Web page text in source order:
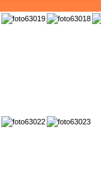
Paarse schijnridderzwam
Paarssteelvezelkop
Paarsstelige pastelrussula